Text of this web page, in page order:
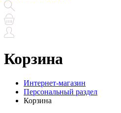
Корзина
Интернет-магазин
Персональный раздел
Корзина